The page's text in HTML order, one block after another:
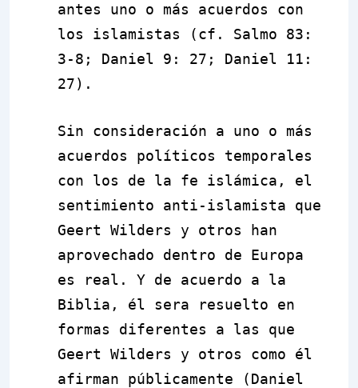
antes uno o más acuerdos con
los islamistas (cf. Salmo 83:
3-8; Daniel 9: 27; Daniel 11:
27).
Sin consideración a uno o más
acuerdos políticos temporales
con los de la fe islámica, el
sentimiento anti-islamista que
Geert Wilders y otros han
aprovechado dentro de Europa
es real. Y de acuerdo a la
Biblia, él sera resuelto en
formas diferentes a las que
Geert Wilders y otros como él
afirman públicamente (Daniel